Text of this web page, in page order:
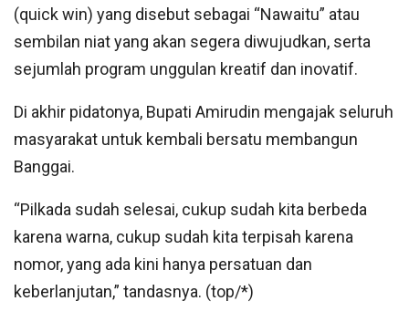
(quick win) yang disebut sebagai “Nawaitu” atau
sembilan niat yang akan segera diwujudkan, serta
sejumlah program unggulan kreatif dan inovatif.
Di akhir pidatonya, Bupati Amirudin mengajak seluruh
masyarakat untuk kembali bersatu membangun
Banggai.
“Pilkada sudah selesai, cukup sudah kita berbeda
karena warna, cukup sudah kita terpisah karena
nomor, yang ada kini hanya persatuan dan
keberlanjutan,” tandasnya. (top/*)